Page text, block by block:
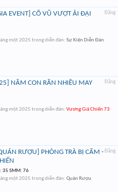
Đăng
EVENT] CỔ VŨ VƯỢT ẢI ĐẠI
một 2025 trong diễn đàn: Sự Kiện Diễn Đàn
Đăng
NĂM CON RẮN NHIỀU MAY
một 2025 trong diễn đàn: Vương Giả Chiến 73
Đăng
RƯỢU] PHÒNG TRÀ BỊ CẤM -
35 SMM: 76
một 2025 trong diễn đàn: Quán Rượu